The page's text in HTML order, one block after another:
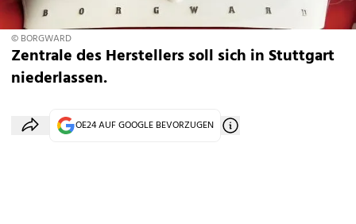
© BORGWARD
Zentrale des Herstellers soll sich in Stuttgart
niederlassen.
OE24 AUF GOOGLE BEVORZUGEN